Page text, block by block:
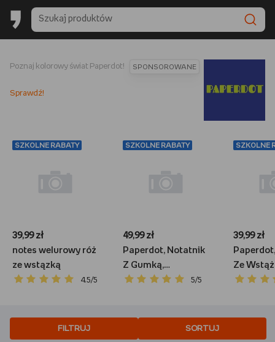
Poznaj kolorowy świat Paperdot!
Sprawdź!
SPONSOROWANE
SZKOLNE RABATY
notes welurowy róż
ze wstązką
4.5/5
39,99 zł
SZKOLNE RABATY
Paperdot, Notatnik
Z Gumką,
Granatowy, Format
5/5
49,99 zł
SZKOLNE
Ze
39,99 zł
FILTRUJ SORTUJ